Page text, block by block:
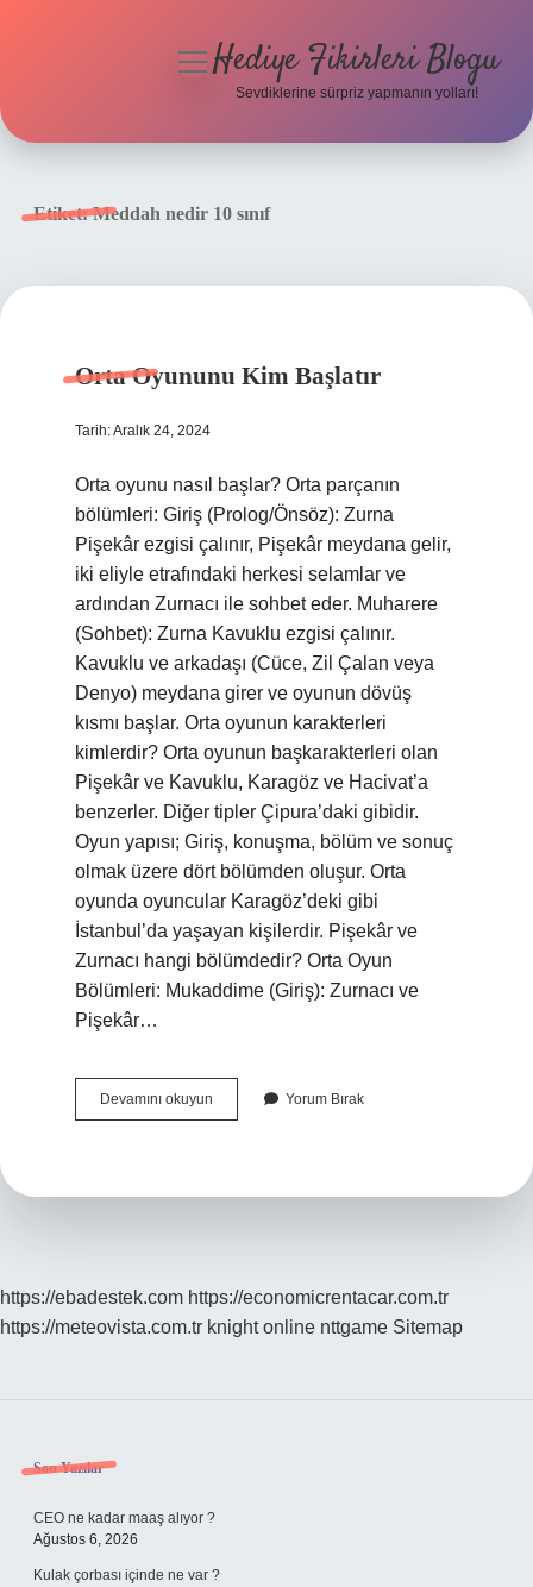
menüyüHediye Fikirleri Blogu
Sevdiklerine sürpriz yapmanın yolları!
Etiket:Meddah nedir 10 sınıf
Orta Oyununu Kim Başlatır
Tarih: Aralık 24, 2024
Orta oyunu nasıl başlar? Orta parçanın
bölümleri: Giriş (Prolog/Önsöz): Zurna
Pişekâr ezgisi çalınır, Pişekâr meydana gelir,
iki eliyle etrafındaki herkesi selamlar ve
ardından Zurnacı ile sohbet eder. Muharere
(Sohbet): Zurna Kavuklu ezgisi çalınır.
Kavuklu ve arkadaşı (Cüce, Zil Çalan veya
Denyo) meydana girer ve oyunun dövüş
kısmı başlar. Orta oyunun karakterleri
kimlerdir? Orta oyunun başkarakterleri olan
Pişekâr ve Kavuklu, Karagöz ve Hacivat’a
benzerler. Diğer tipler Çipura’daki gibidir.
Oyun yapısı; Giriş, konuşma, bölüm ve sonuç
olmak üzere dört bölümden oluşur. Orta
oyunda oyuncular Karagöz’deki gibi
İstanbul’da yaşayan kişilerdir. Pişekâr ve
Zurnacı hangi bölümdedir? Orta Oyun
Bölümleri: Mukaddime (Giriş): Zurnacı ve
Pişekâr…
Devamını okuyun
Oyununu
Yorum Bırak
https://ebadestek.com https://economicrentacar.com.tr
https://meteovista.com.tr knight online nttgame Sitemap
Sidebar
Son Yazılar
CEO ne kadar maaş alıyor ?
Ağustos 6, 2026
Kulak çorbası içinde ne var ?